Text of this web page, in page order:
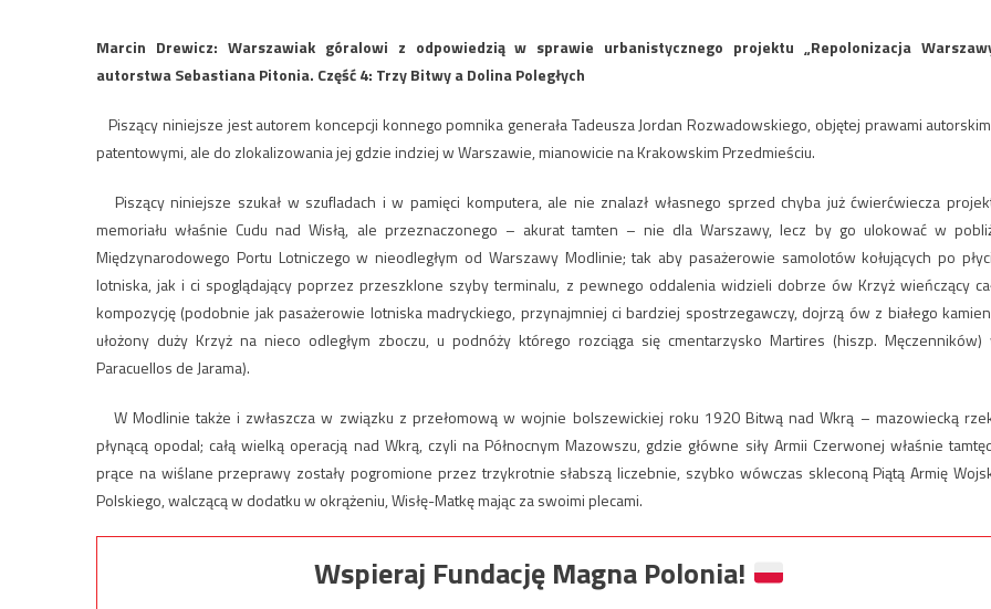
Marcin Drewicz: Warszawiak góralowi z odpowiedzią w sprawie urbanistycznego projektu „Repolonizacja
autorstwa Sebastiana Pitonia. Część 4: Trzy Bitwy a Dolina Poległych
Piszący niniejsze jest autorem koncepcji konnego pomnika generała Tadeusza Jordan Rozwadowskiego, objętej prawami
patentowymi, ale do zlokalizowania jej gdzie indziej w Warszawie, mianowicie na Krakowskim Przedmieściu.
Piszący niniejsze szukał w szufladach i w pamięci komputera, ale nie znalazł własnego sprzed chyba już ćwierćwiecza
memoriału właśnie Cudu nad Wisłą, ale przeznaczonego – akurat tamten – nie dla Warszawy, lecz by go ulokować w
Międzynarodowego Portu Lotniczego w nieodległym od Warszawy Modlinie; tak aby pasażerowie samolotów kołujących po
lotniska, jak i ci spoglądający poprzez przeszklone szyby terminalu, z pewnego oddalenia widzieli dobrze ów Krzyż wieńczący
kompozycję (podobnie jak pasażerowie lotniska madryckiego, przynajmniej ci bardziej spostrzegawczy, dojrzą ów z białego
ułożony duży Krzyż na nieco odległym zboczu, u podnóży którego rozciąga się cmentarzysko Martires (hiszp. Męczenników)
Paracuellos de Jarama).
W Modlinie także i zwłaszcza w związku z przełomową w wojnie bolszewickiej roku 1920 Bitwą nad Wkrą – mazowiecką
płynącą opodal; całą wielką operacją nad Wkrą, czyli na Północnym Mazowszu, gdzie główne siły Armii Czerwonej właśnie
prące na wiślane przeprawy zostały pogromione przez trzykrotnie słabszą liczebnie, szybko wówczas skleconą Piątą Armię
Polskiego, walczącą w dodatku w okrążeniu, Wisłę-Matkę mając za swoimi plecami.
Wspieraj Fundację Magna Polonia!